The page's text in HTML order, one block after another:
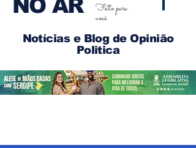
NO AR
Feito para
você
Notícias e Blog de Opinião
Politica